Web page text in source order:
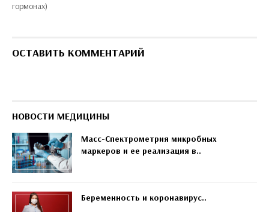
гормонах)
ОСТАВИТЬ КОММЕНТАРИЙ
НОВОСТИ МЕДИЦИНЫ
Масс-Спектрометрия микробных
маркеров и ее реализация в..
Беременность и коронавирус..